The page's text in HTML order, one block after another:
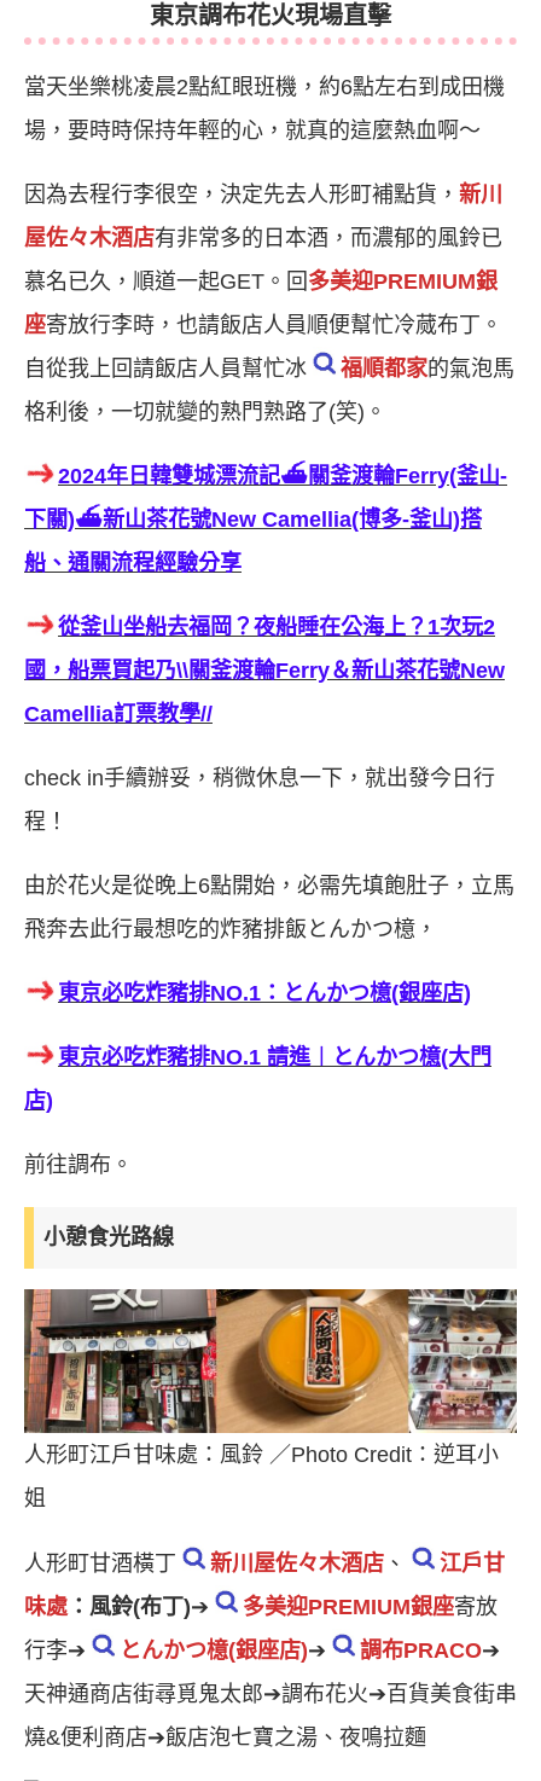
東京調布花火現場直擊
當天坐樂桃凌晨2點紅眼班機，約6點左右到成田機
場，要時時保持年輕的心，就真的這麼熱血啊～
因為去程行李很空，決定先去人形町補點貨， 新川
屋佐々木酒店有非常多的日本酒，而濃郁的風鈴已
慕名已久，順道一起GET。回 多美迎PREMIUM銀
座寄放行李時，也請飯店人員順便幫忙冷蒇布丁。
自從我上回請飯店人員幫忙冰
福順都家的氣泡馬
格利後，一切就變的熟門熟路了(笑)。
2024年日韓雙城漂流記⛴關釜渡輪Ferry(釜山-
下關)⛴新山茶花號New Camellia(博多-釜山)搭
船、通關流程經驗分享
從釜山坐船去福岡？夜船睡在公海上？1次玩2
國，船票買起乃\\關釜渡輪Ferry＆新山茶花號New
Camellia訂票教學//
check in手續辦妥，稍微休息一下，就出發今日行
程！
由於花火是從晚上6點開始，必需先填飽肚子，立馬
飛奔去此行最想吃的炸豬排飯とんかつ檍，
東京必吃炸豬排NO.1：とんかつ檍(銀座店)
東京必吃炸豬排NO.1 請進︱とんかつ檍(大門
店)
前往調布。
小憩食光路線
人形町江戶甘味處：風鈴 ／Photo Credit：逆耳小
姐
人形町甘酒橫丁 新川屋佐々木酒店 、
江戶甘
味處：風鈴(布丁)➔ 多美迎PREMIUM銀座寄放
行李➔
とんかつ檍(銀座店)➔ 調布PRACO➔
天神通商店街尋覓鬼太郎➔調布花火➔百貨美食街串
燒&便利商店➔飯店泡七寶之湯、夜鳴拉麵